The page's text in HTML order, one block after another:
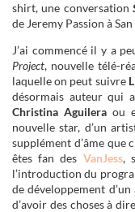
shirt, une conversation
de Jeremy Passion à
J’ai commencé il y a
Project, nouvelle télé-
laquelle on peut suivre
désormais auteur qui
Christina Aguilera ou
nouvelle star, d’un
supplément d’âme que
êtes fan des VanJess,
l’introduction du
de développement
d’avoir des choses à